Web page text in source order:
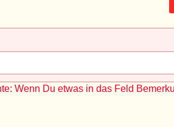
Wenn Du etwas in das Feld